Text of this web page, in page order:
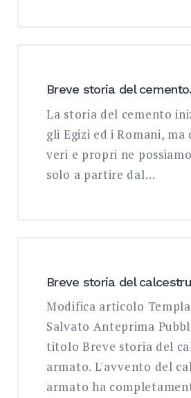
Breve storia del cemento.
La storia del cemento
gli Egizi ed i Romani, ma
veri e propri ne
solo a partire dal…
Breve storia del
Modifica articolo
Salvato Anteprima
titolo Breve storia del
armato. L'avvento del
armato ha